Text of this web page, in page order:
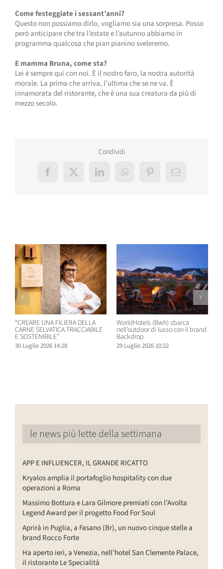
Come festeggiate i sessant’anni?
Questo non possiamo dirlo, vogliamo sia una sorpresa. Posso
però anticipare che tra l’estate e l’autunno abbiamo in
programma qualcosa che pian pianino sveleremo.
E mamma Bruna, come sta?
Lei è sempre qui con noi. È il nostro faro, la nostra autorità
morale. La prima che arriva, l’ultima che se ne va. È
innamorata del ristorante, che è una sua creatura da più di
mezzo secolo.
Condividi
Facebook
X LinkedInWhatsAppPinterestEmail
“CREARE UNA FILIERA DELLA
CARNE SELVATICA TRACCIABILE
E SOSTENIBILE”
30 Luglio 2026 14:28
WorldHotels (Bwh) sbarca
nell’outdoor di lusso con il brand
Backdrop
29 Luglio 2026 10:22
le news più lette della settimana
APP E INFLUENCER, IL GRANDE RICATTO
Kryalos amplia il portafoglio hospitality con due
operazioni a Roma
Massimo Bottura e Lara Gilmore premiati con l’Avolta
Legend Award per il progetto Food For Soul
Aprirà in Puglia, a Fasano (Br), un nuovo cinque stelle a
brand Rocco Forte
Ha aperto ieri, a Venezia, nell’hotel San Clemente Palace,
il ristorante Le Specialità